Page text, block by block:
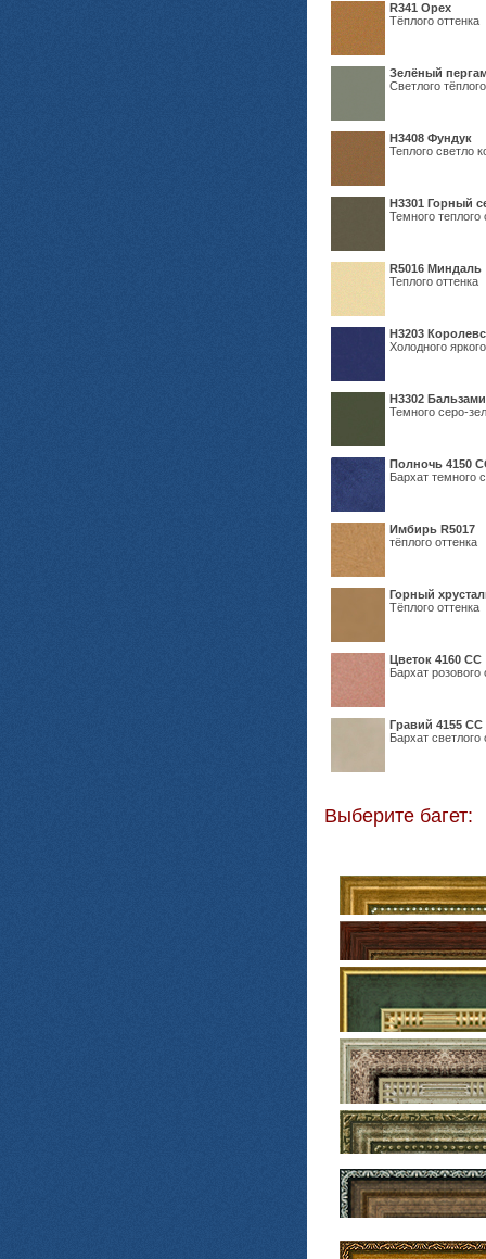
R341 Орех
Тёплого оттенка
Зелёный
Светлого
Н3408 Фундук
Теплого светло
Н3301 Горный
Темного теплого
R5016 Миндаль
Теплого оттенка
Н3203
Холодного
Н3302
Темного серо-
Полночь 4150
Бархат темного
Имбирь R5017
тёплого оттенка
Горный
Тёплого оттенка
Цветок 4160 СС
Бархат розового
Гравий 4155 СС
Бархат светлого
Выберите багет: